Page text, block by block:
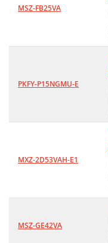
MSZ-FB25VA
PKFY-P15NGMU-E
MXZ-2D53VAH-E1
MSZ-GE42VA